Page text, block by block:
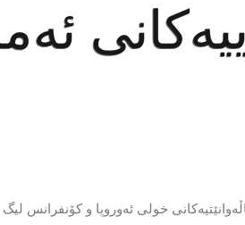
خولی ئەوروپا و كۆنفرانس